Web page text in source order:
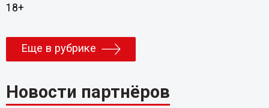
18+
Еще в рубрике
Новости партнёров